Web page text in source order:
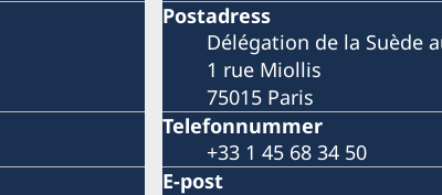
Postadress
Délégation de la Suède
1 rue Miollis
75015 Paris
Telefonnummer
+33 1 45 68 34 50
E-post